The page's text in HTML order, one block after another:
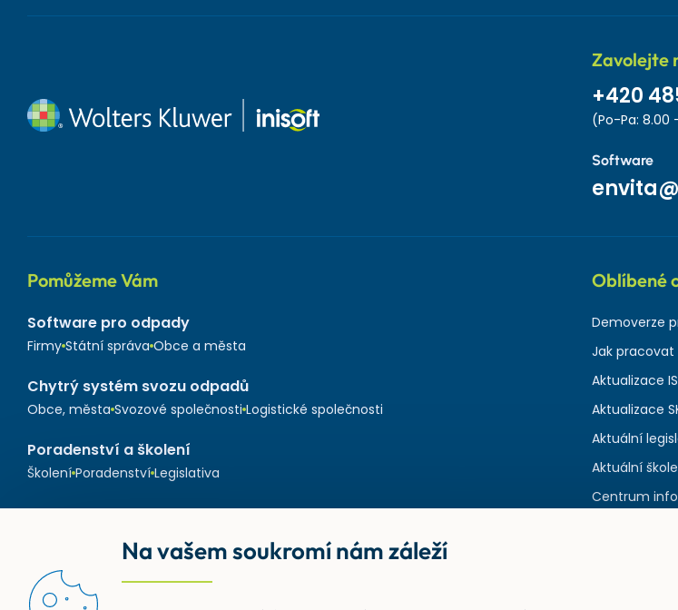
Zavolejte
+420
(Po-Pa: 8.00
Software
Pomůžeme Vám
Software pro odpady
Firmy Státní správa Obce a města
Chytrý systém svozu odpadů
Obce, města Svozové společnosti Logistické společnosti
Poradenství a školení
Školení Poradenství Legislativa
Oblíbené
Demoverze
Jak pracovat
Aktualizace IS
Aktualizace
Aktuální
Aktuální
Centrum
Na vašem soukromí nám záleží